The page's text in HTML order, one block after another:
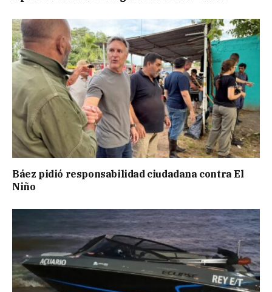
Báez pidió responsabilidad ciudadana contra El
Niño